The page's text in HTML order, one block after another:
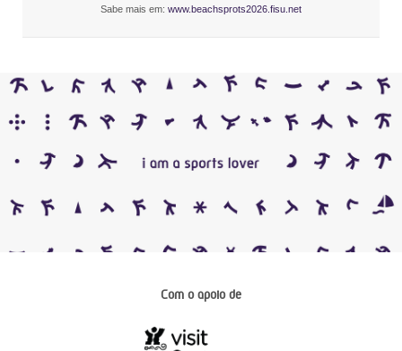
Sabe mais em: www.beachsprots2026.fisu.net
Com o apoio de